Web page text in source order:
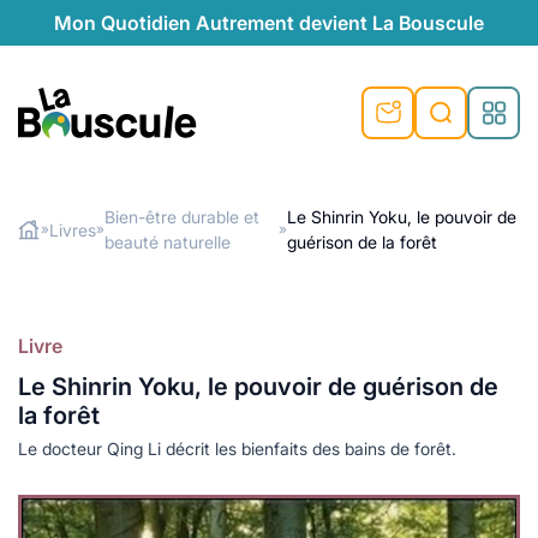
Mon Quotidien Autrement devient La Bouscule
au naturel
végétariennes
locales
naturelle
naturel
de recyclage
témoignages
responsables
Rechercher
»Livres»
Bien-être durable et
beauté naturelle
»
Le Shinrin Yoku, le pouvoir de
guérison de la forêt
Livre
Le Shinrin Yoku, le pouvoir de guérison de
la forêt
Le docteur Qing Li décrit les bienfaits des bains de forêt.